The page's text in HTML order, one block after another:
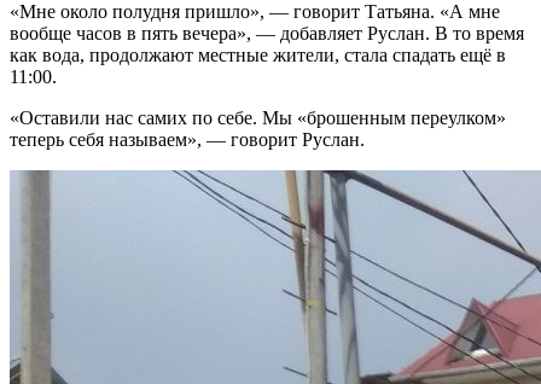
«Мне около полудня пришло», — говорит Татьяна. «А мне
вообще часов в пять вечера», — добавляет Руслан. В то время
как вода, продолжают местные жители, стала спадать ещё в
11:00.
«Оставили нас самих по себе. Мы «брошенным переулком»
теперь себя называем», — говорит Руслан.